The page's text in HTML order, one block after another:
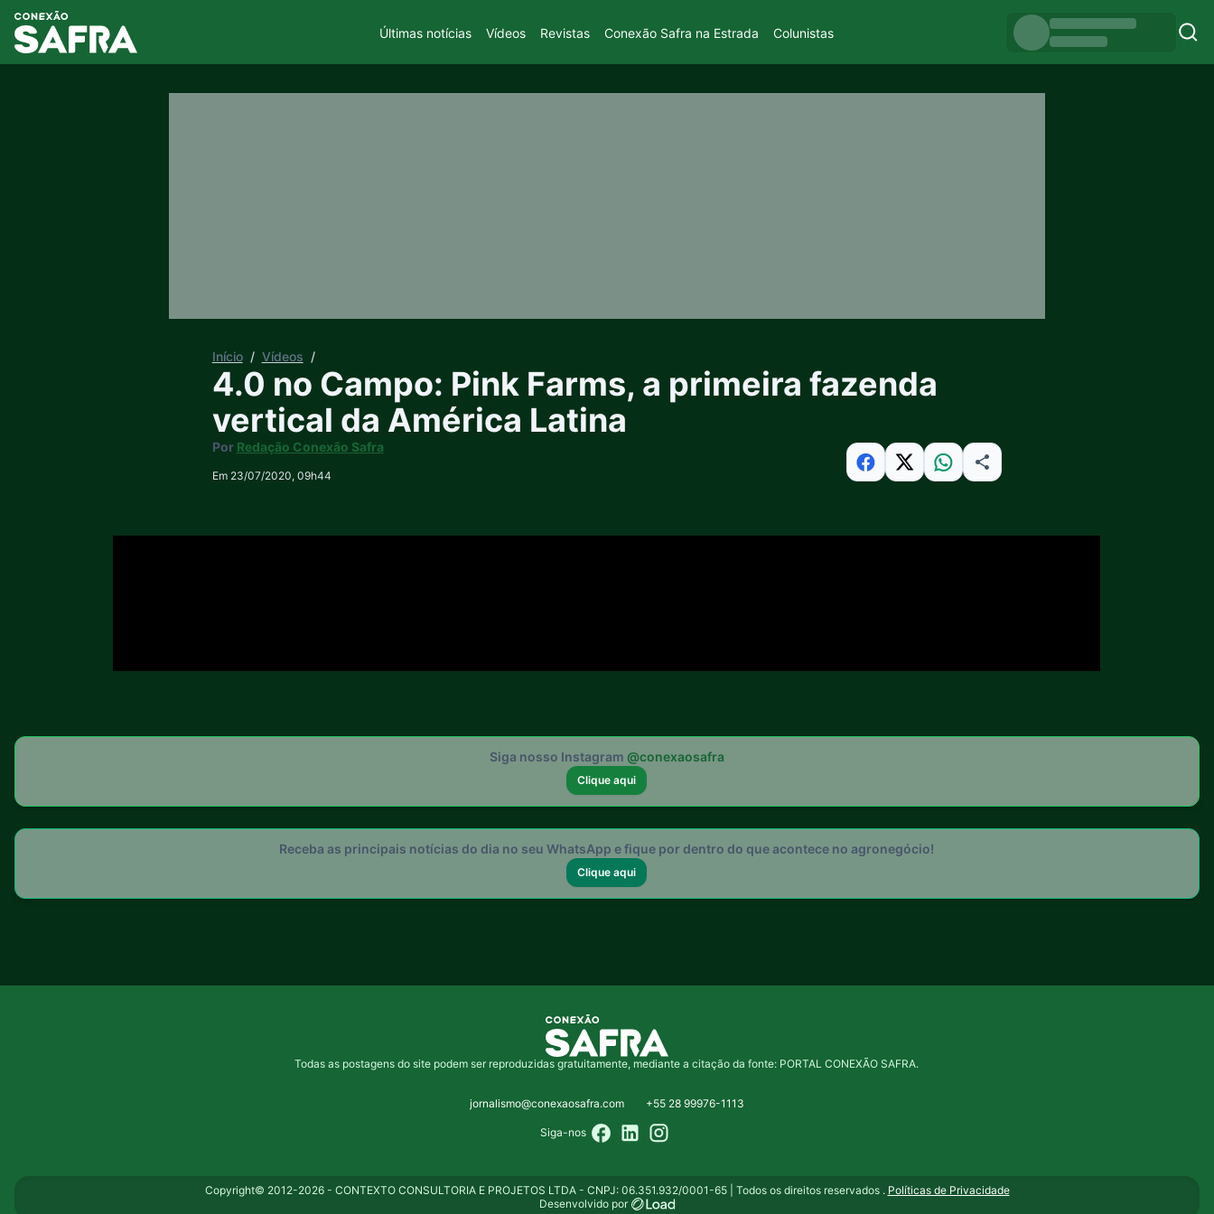
Últimas notícias Vídeos Revistas Conexão Safra na Estrada Colunistas
Início/ Vídeos /
4.0 no Campo: Pink Farms, a primeira fazenda
vertical da América Latina
Por Redação Conexão Safra
Em 23/07/2020, 09h44
Siga nosso Instagram @conexaosafra
Clique aqui
Receba as principais notícias do dia no seu WhatsApp e fique por dentro do que acontece no agronegócio!
Clique aqui
Todas as postagens do site podem ser reproduzidas gratuitamente, mediante a citação da fonte: PORTAL CONEXÃO SAFRA.
jornalismo@conexaosafra.com +55 28 99976-1113
Siga-nos
Copyright© 2012-2026 - CONTEXTO CONSULTORIA E PROJETOS LTDA - CNPJ: 06.351.932/0001-65 | Todos os direitos reservados . Políticas de Privacidade
Desenvolvido por